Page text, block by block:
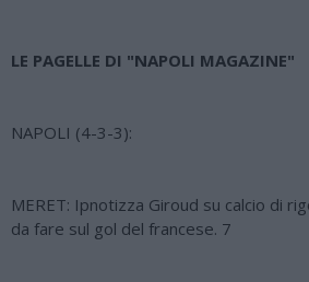
LE PAGELLE DI "NAPOLI MAGAZINE"
NAPOLI (4-3-3):
MERET: Ipnotizza Giroud su calcio di
da fare sul gol del francese. 7